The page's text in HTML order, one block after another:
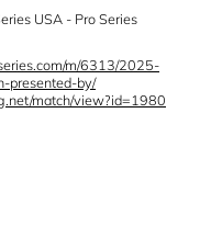
USA - Pro Series
m/6313/2025-
presented-by/
match/view?id=1980